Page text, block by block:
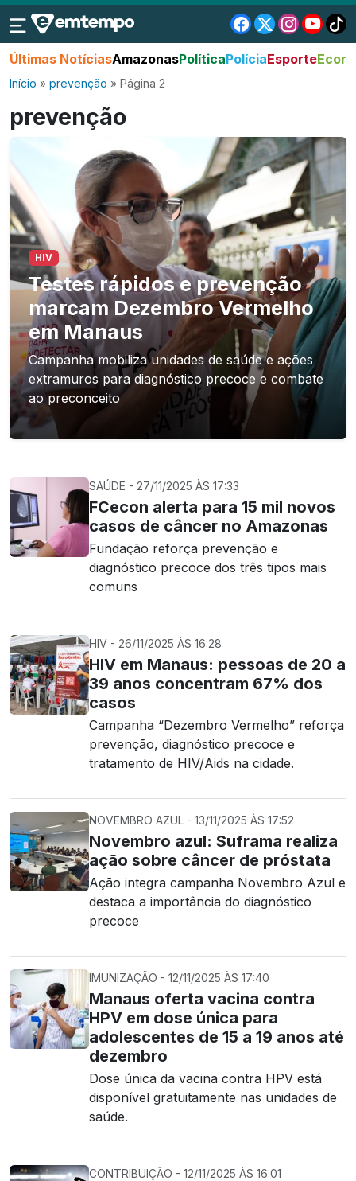
Últimas NotíciasAmazonasPolíticaPolíciaEsporte
Início » prevenção » Página 2
prevenção
HIV
Testes rápidos e prevenção
marcam Dezembro Vermelho
em Manaus
Campanha mobiliza unidades de saúde e ações
extramuros para diagnóstico precoce e combate
ao preconceito
SAÚDE - 27/11/2025 ÀS 17:33
FCecon alerta para 15 mil novos
casos de câncer no Amazonas
Fundação reforça prevenção e
diagnóstico precoce dos três tipos mais
comuns
HIV - 26/11/2025 ÀS 16:28
HIV em Manaus: pessoas de 20 a
39 anos concentram 67% dos
casos
Campanha “Dezembro Vermelho” reforça
prevenção, diagnóstico precoce e
tratamento de HIV/Aids na cidade.
NOVEMBRO AZUL - 13/11/2025 ÀS 17:52
Novembro azul: Suframa realiza
ação sobre câncer de próstata
Ação integra campanha Novembro Azul e
destaca a importância do diagnóstico
precoce
IMUNIZAÇÃO - 12/11/2025 ÀS 17:40
Manaus oferta vacina contra
HPV em dose única para
adolescentes de 15 a 19 anos até
dezembro
Dose única da vacina contra HPV está
disponível gratuitamente nas unidades de
saúde.
CONTRIBUIÇÃO - 12/11/2025 ÀS 16:01